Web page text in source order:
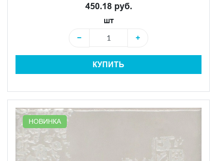
450.18 руб.
шт
−
+
КУПИТЬ
НОВИНКА